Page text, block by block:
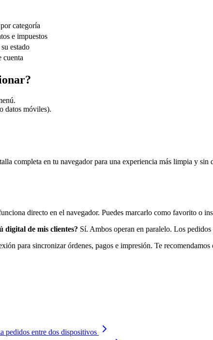
categoría
e impuestos
estado
cuenta
datos móviles).
completa en tu navegador para una experiencia más limpia y sin
directo en el navegador. Puedes marcarlo como favorito o
digital de mis clientes? Sí. Ambos operan en paralelo. Los
para sincronizar órdenes, pagos e impresión. Te
pedidos entre dos dispositivos